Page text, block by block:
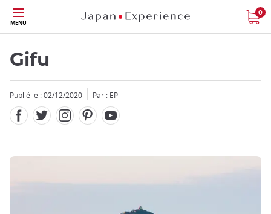
Skip
to
main
content
MENU
0
Gifu
Publié le : 02/12/2020 Par : EP
Fermer
Fermer